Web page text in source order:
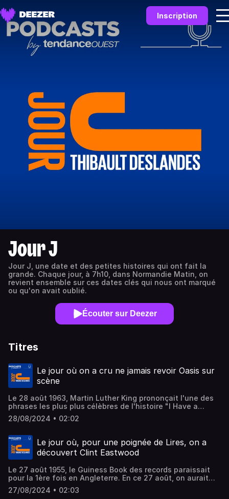
Inscription
Jour J
Jour J, une date et des petites histoires qui ont fait la
grande. Chaque jour, à 7h10, dans Normandie Matin, on
revient ensemble sur ces dates clés qui nous ont marqué
ou qu'on avait oublié.
Écouter sur Deezer
Titres
Le jour où on a cru ne jamais revoir Oasis sur
scène
Le 28 août 1963, Martin Luther King prononçait l'une des
phrases les plus plus célèbres de l'histoire "I Have a
dream". Une phrase qu'il a d'ailleurs pris soin de
"copyrighter". Le 28 août 1898, le Brad's drink devenait le
août 2009, Liam et Noel Gallagher se battaient et Oasis
cessait d'exister. Une mauvaise blague qui a duré 15 ans
puisqu'on a appris hier, 27 août 2024, la reformation du
28/08/2024 • 02:02
Le jour où, pour une poignée de Lires, on a
découvert Clint Eastwood
Le 27 août 1955, le Guiness Book des records paraissait
pour la 1ère fois en Angleterre. En ce 27 août, on aurait
célébré l'anniversaire de la diva aux pieds nus. Césaria
Evora aurait eu 83 ans. Enfin, le 27 août 1964, à Florence,
27/08/2024 • 02:03